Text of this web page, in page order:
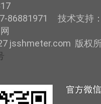
86881971 技术支持
jsshmeter.com 版权